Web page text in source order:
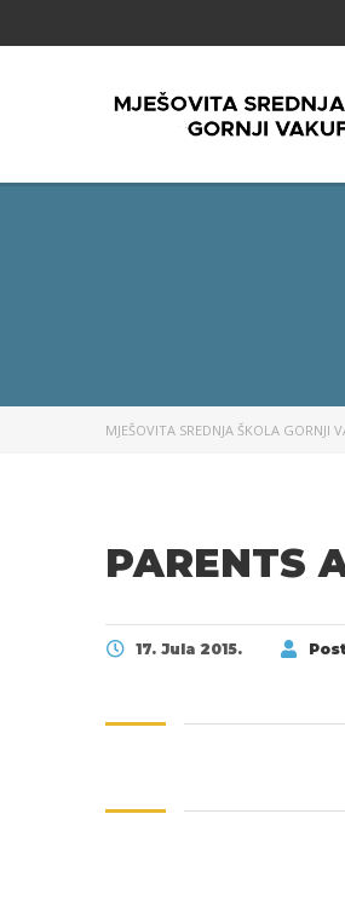
MJEŠOVITA SREDNJA ŠKOLA GORNJI
PARENTS
17. Jula 2015.